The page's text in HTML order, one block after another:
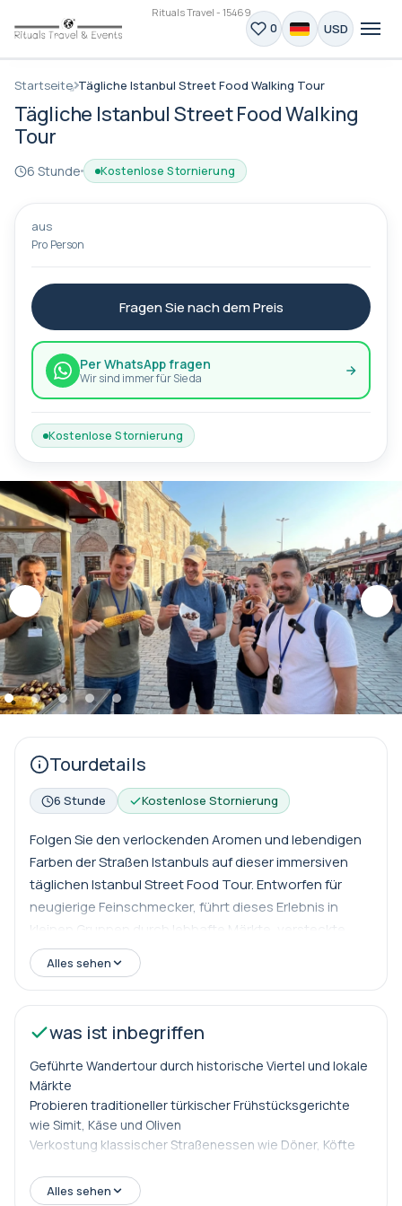
Rituals Travel - 15469
0 USD
Startseite Tägliche Istanbul Street Food Walking Tour
Tägliche Istanbul Street Food Walking
Tour
6 Stunde Kostenlose Stornierung
Tourdetails
6 Stunde Kostenlose Stornierung
Folgen Sie den verlockenden Aromen und lebendigen
Farben der Straßen Istanbuls auf dieser immersiven
täglichen Istanbul Street Food Tour. Entworfen für
neugierige Feinschmecker, führt dieses Erlebnis in
kleinen Gruppen durch lebhafte Märkte, versteckte
Gassen und lokale Restaurants, in denen die
alltäglichen Istanbuler essen, einkaufen und
traditionellen türkischen Frühstücksgenüssen bekannt
macht – frisch gebackener Simit, cremiger Kaymak mit
Honig und starkem Türkischen Tee, der aus
dampfenden Samowaren eingeschenkt wird. Während
Sie durch lebhafte Straßen schlendern, entdecken Sie,
wie die einzigartige Lage Istanbuls zwischen Europa
und Asien seine unvergessliche Küche geprägt hat.
Während der Tour verkosten Sie eine großzügige
Alles sehen
was ist inbegriffen
Geführte Wandertour durch historische Viertel und lokale
Märkte
Probieren traditioneller türkischer Frühstücksgerichte
wie Simit, Käse und Oliven
Verkostung klassischer Straßenessen wie Döner, Köfte
Stopps für türkischen Tee und türkischen Kaffee in
Alles sehen
aus
Pro Person
Fragen Sie nach dem Preis
Per WhatsApp fragen
Wir sind immer für Sie da
Kostenlose Stornierung